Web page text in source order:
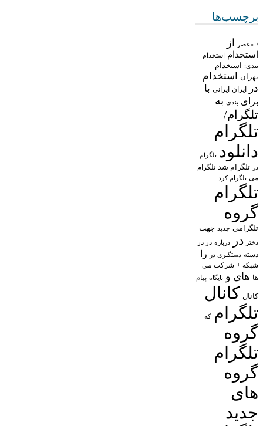
برچسب‌ها
/ «عصر از
استخدام استخدام
بندی: استخدام
تهران
استخدام
در
ایران ایرانی با
برای بندی به
تلگرام/
تلگرام
دانلود تلگرام
در تلگرام شد تلگرام
می تلگرام کرد
تلگرام
گروه
تلگرامی جدید جهت
دختر در درباره در در
دسته دستگیری در را
شبکه + شرکت می
ها های و پایگاه پیام
کانال کانال
تلگرام که
گروه
تلگرام
گروه
های
جدید